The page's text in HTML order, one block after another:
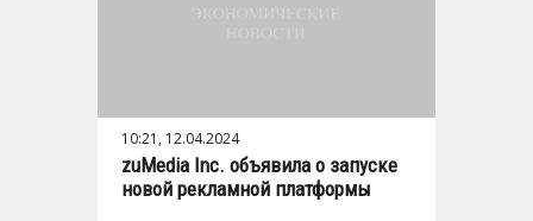
10:21, 12.04.2024
zuMedia Inc. объявила о запуске
новой рекламной платформы